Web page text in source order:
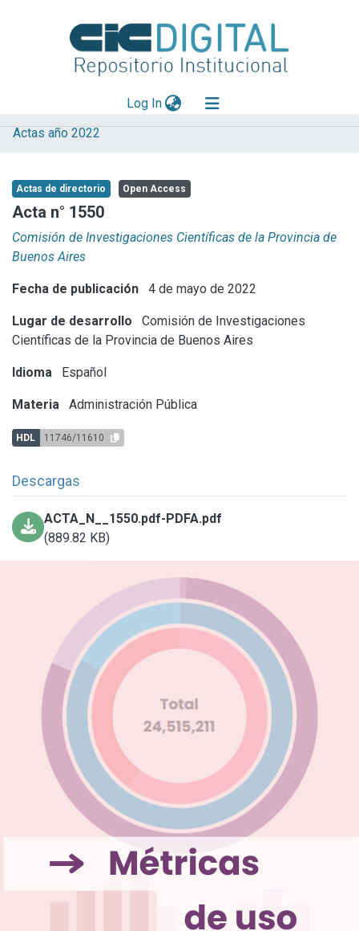
Log In(current)
Explorar
Aportar material
Statistics
Actas año 2022
Actas de directorio Open Access
Acta n° 1550
Comisión de Investigaciones Científicas de la Provincia de
Buenos Aires
Fecha de publicación 4 de mayo de 2022
Lugar de desarrollo
Comisión de Investigaciones
Científicas de la Provincia de Buenos Aires
Idioma Español
Materia Administración Pública
HDL 11746/11610
Descargas
ACTA_N__1550.pdf-PDFA.pdf
(889.82 KB)